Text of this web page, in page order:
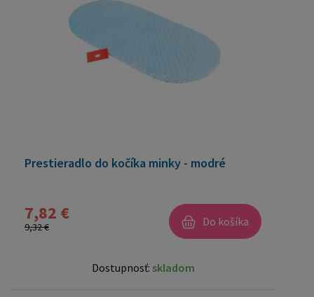
Prestieradlo do kočíka minky - modré
7,82 €
9,32 € Do košíka
Dostupnosť: skladom